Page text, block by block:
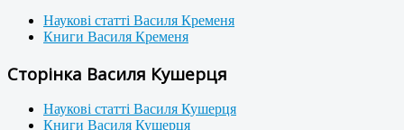
Наукові статті Василя Кременя
Книги Василя Кременя
Сторінка Василя Кушерця
Наукові статті Василя Кушерця
Книги Василя Кушерця